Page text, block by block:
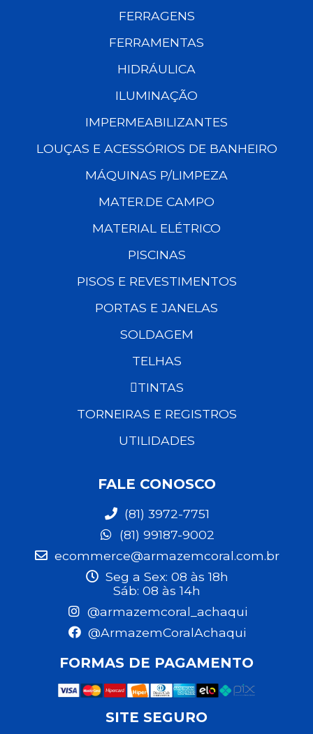
FERRAGENS
FERRAMENTAS
HIDRÁULICA
ILUMINAÇÃO
IMPERMEABILIZANTES
LOUÇAS E ACESSÓRIOS DE BANHEIRO
MÁQUINAS P/LIMPEZA
MATER.DE CAMPO
MATERIAL ELÉTRICO
PISCINAS
PISOS E REVESTIMENTOS
PORTAS E JANELAS
SOLDAGEM
TELHAS
TINTAS
TORNEIRAS E REGISTROS
UTILIDADES
FALE CONOSCO
(81) 3972-7751
(81) 99187-9002
ecommerce@armazemcoral.com.br
Seg a Sex: 08 às 18h
Sáb: 08 às 14h
@armazemcoral_achaqui
@ArmazemCoralAchaqui
FORMAS DE PAGAMENTO
SITE SEGURO